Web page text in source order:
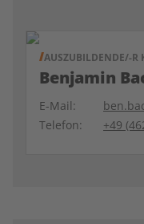
AUSZUBILDENDE/-R
Benjamin
E-Mail:
Telefon:
+49